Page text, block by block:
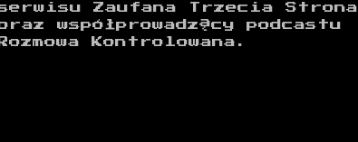
Zaufana Trzecia Strona
współprowadzący podcastu
Kontrolowana.